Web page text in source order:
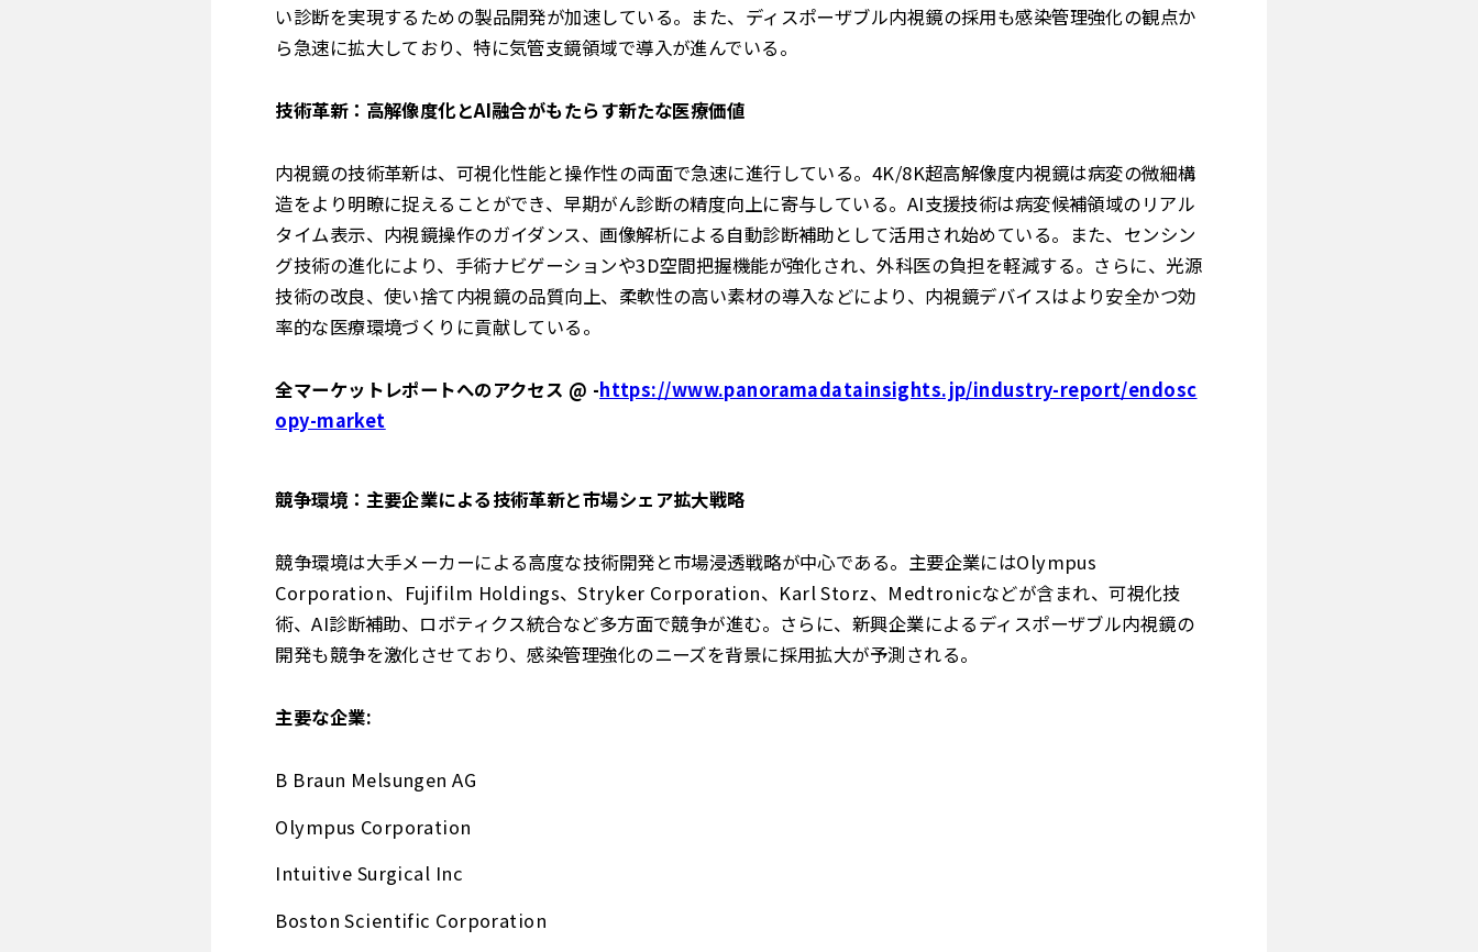
い診断を実現するための製品開発が加速している。また、ディスポーザブル内視鏡の採用も感染管理強化の観点か
ら急速に拡大しており、特に気管支鏡領域で導入が進んでいる。
技術革新：高解像度化とAI融合がもたらす新たな医療価値
内視鏡の技術革新は、可視化性能と操作性の両面で急速に進行している。4K/8K超高解像度内視鏡は病変の微細構
造をより明瞭に捉えることができ、早期がん診断の精度向上に寄与している。AI支援技術は病変候補領域のリアル
タイム表示、内視鏡操作のガイダンス、画像解析による自動診断補助として活用され始めている。また、センシン
グ技術の進化により、手術ナビゲーションや3D空間把握機能が強化され、外科医の負担を軽減する。さらに、光源
技術の改良、使い捨て内視鏡の品質向上、柔軟性の高い素材の導入などにより、内視鏡デバイスはより安全かつ効
率的な医療環境づくりに貢献している。
全マーケットレポートへのアクセス @ -https://www.panoramadatainsights.jp/industry-report/endosc
opy-market
競争環境：主要企業による技術革新と市場シェア拡大戦略
競争環境は大手メーカーによる高度な技術開発と市場浸透戦略が中心である。主要企業にはOlympus
Corporation、Fujifilm Holdings、Stryker Corporation、Karl Storz、Medtronicなどが含まれ、可視化技
術、AI診断補助、ロボティクス統合など多方面で競争が進む。さらに、新興企業によるディスポーザブル内視鏡の
開発も競争を激化させており、感染管理強化のニーズを背景に採用拡大が予測される。
主要な企業:
B Braun Melsungen AG
Olympus Corporation
Intuitive Surgical Inc
Boston Scientific Corporation